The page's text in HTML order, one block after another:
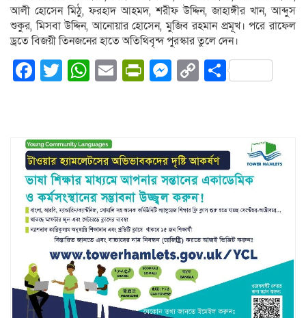
আলী হোসেন মিঠু, ফরহাদ আহমদ, শরীফ উদ্দিন, জাহাঙ্গীর খান, আব্দুস
শুকুর, মিসবা উদ্দিন, আনোয়ার হোসেন, মুজিব রহমান প্রমূখ। পরে রাফেল
ড্রতে বিজয়ী তিনজনের হাতে অতিথিবৃন্দ পুরস্কার তুলে দেন।
Facebook
Twitter
WhatsApp
EmailPrintFriendly
Messenger
CopyShare